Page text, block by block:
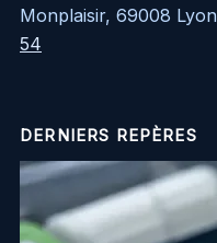
Monplaisir, 69008 Lyon
54
DERNIERS REPÈRES